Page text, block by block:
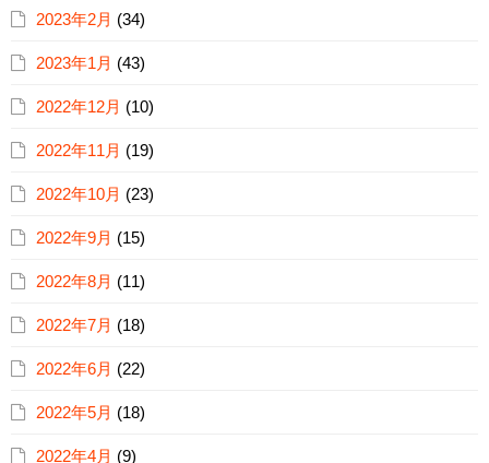
2023年2月 (34)
2023年1月 (43)
2022年12月 (10)
2022年11月 (19)
2022年10月 (23)
2022年9月 (15)
2022年8月 (11)
2022年7月 (18)
2022年6月 (22)
2022年5月 (18)
2022年4月 (9)